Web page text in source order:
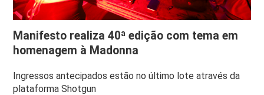
Manifesto realiza 40ª edição com tema em
homenagem à Madonna
Ingressos antecipados estão no último lote através da
plataforma Shotgun